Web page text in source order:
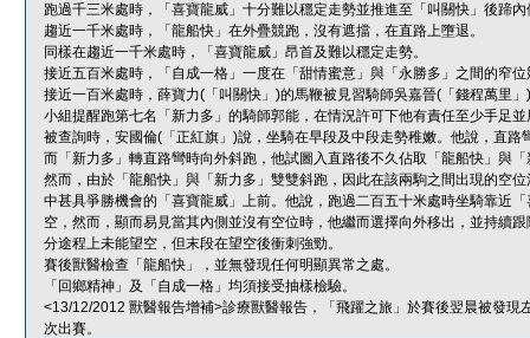
跑過千三米處時，「喜寶龍威」十分難以穩定走勢並推進至「叫關快」後蹄
趨近一千米處時，「龍船快」在外疊競跑，沒有遮擋，在直路上墮退。
同樣在趨近一千米處時，「喜寶龍威」昂首及難以穩定走勢。
接近五百米處時，「自成一格」一度在「甜情蜜意」與「永勝多」之間的窄
接近一百米處時，薛寶力(「叫關快」)的馬鞭被見習騎師吳嘉晉(「錢程萬里
小組提醒跑第七名「新力多」的騎師郭能，在情況許可下他有責任至少手足
被查詢時，安國倫(「正紅旗」)說，坐騎在早段及中段走勢稚嫩。他說，直
而「新力多」轉直路彎時向外斜跑，他試圖入直路後不久佔取「龍船快」與
然而，由於「龍船快」與「新力多」雙雙斜跑，因此在該兩駒之間出現的空
中甚具爭勝機會的「喜寶龍威」上前。他說，跑過二百五十米處時坐騎靠近
空，然而，顯而易見當其內側並沒有空位時，他繼而選擇向外移出，並持續
分途程上未能望空，但末段在望空後衝刺強勁。
賽後獸醫檢查「龍船快」，並無發現任何明顯異常之處。
「回鄉精神」及「自成一格」均須接受抽樣檢驗。
<13/12/2012 獸醫報告增補>診療獸醫報告，「飛躍之旅」於賽後翌晨被發
次出賽。